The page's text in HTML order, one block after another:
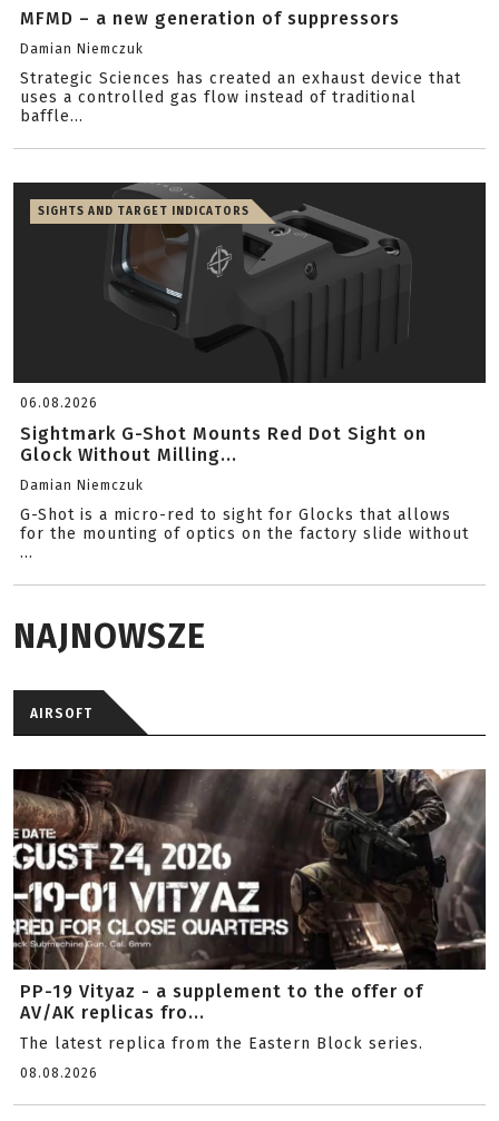
MFMD – a new generation of suppressors
Damian Niemczuk
Strategic Sciences has created an exhaust device that
uses a controlled gas flow instead of traditional
baffle...
SIGHTS AND TARGET INDICATORS
06.08.2026
Sightmark G-Shot Mounts Red Dot Sight on
Glock Without Milling...
Damian Niemczuk
G-Shot is a micro-red to sight for Glocks that allows
for the mounting of optics on the factory slide without
...
NAJNOWSZE
AIRSOFT
PP-19 Vityaz - a supplement to the offer of
AV/AK replicas fro...
The latest replica from the Eastern Block series.
08.08.2026